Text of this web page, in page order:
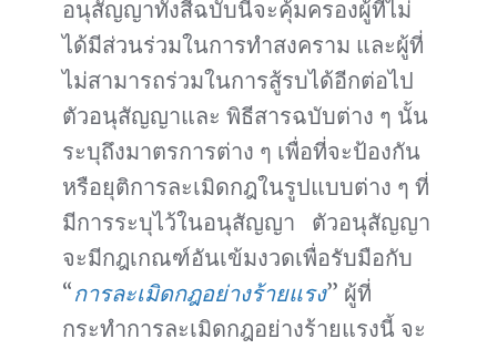
อนุสัญญาทั้งสี่ฉบับนี้จะคุ้มครองผู้ที่ไม่
ได้มีส่วนร่วมในการทำสงคราม และผู้ที่
ไม่สามารถร่วมในการสู้รบได้อีกต่อไป
ตัวอนุสัญญาและ พิธีสารฉบับต่าง ๆ นั้น
ระบุถึงมาตรการต่าง ๆ เพื่อที่จะป้องกัน
หรือยุติการละเมิดกฎในรูปแบบต่าง ๆ ที่
มีการระบุไว้ในอนุสัญญา ตัวอนุสัญญา
จะมีกฎเกณฑ์อันเข้มงวดเพื่อรับมือกับ
“การละเมิดกฎอย่างร้ายแรง” ผู้ที่
กระทำการละเมิดกฎอย่างร้ายแรงนี้ จะ